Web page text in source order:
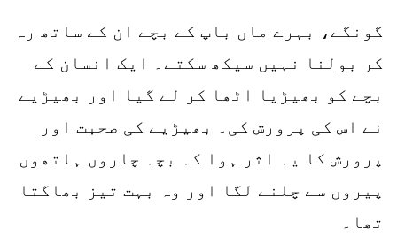
گونگے، بہرے ماں باپ کے بچے ان کے ساتھ رہ
کر بولنا نہیں سیکھ سکتے۔ ایک انسان کے
بچے کو بھیڑیا اٹھا کر لے گیا اور بھیڑیے
نے اس کی پرورش کی۔ بھیڑیے کی صحبت اور
پرورش کا یہ اثر ہوا کہ بچہ چاروں ہاتھوں
پیروں سے چلنے لگا اور وہ بہت تیز بھاگتا
تھا۔